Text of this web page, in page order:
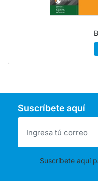
Suscríbete aquí
Suscríbete aquí